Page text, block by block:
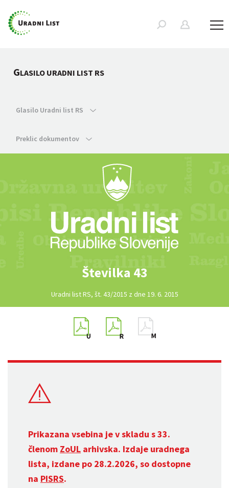
GLASILO URADNI LIST RS
Glasilo Uradni list RS
Preklic dokumentov
Številka 43
Uradni list RS, št. 43/2015 z dne 19. 6. 2015
Prikazana vsebina je v skladu s 33.
členom ZoUL arhivska. Izdaje uradnega
lista, izdane po 28.2.2026, so dostopne
na PISRS.